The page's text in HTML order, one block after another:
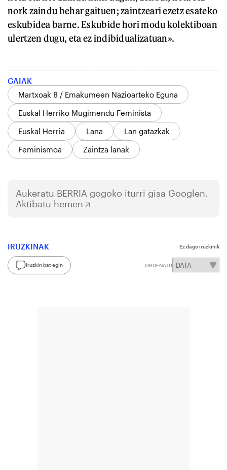
nork zaindu behar gaituen; zaintzeari ezetz esateko
eskubidea barne. Eskubide hori modu kolektiboan
ulertzen dugu, eta ez indibidualizatuan».
GAIAK
Martxoak 8 / Emakumeen Nazioarteko Eguna
Euskal Herriko Mugimendu Feminista
Euskal Herria
Lana
Lan gatazkak
Feminismoa
Zaintza lanak
Aukeratu BERRIA gogoko iturri gisa Googlen.
Aktibatu hemen
IRUZKINAK Ez dago iruzkinik
Iruzkin bat egin ORDENATU